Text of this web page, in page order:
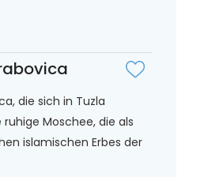
die sich in Tuzla
Moschee, die als
islamischen Erbes der